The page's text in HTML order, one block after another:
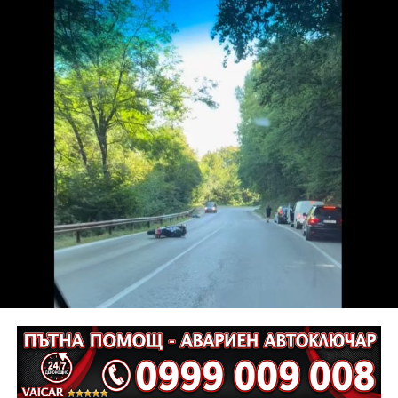
в областта на носа, и охлузни рани, довели до
разстройство на здравето, неопасно за живота.
Престъплението бе класифицирано по чл.131 ал.1
т.12 пр.1, вр. чл.130 ал.1 от НК, като А.Н. е освободен
от наказателна отговорност и му е наложено
административно наказание по реда на чл.78а ал.1
от НК – глоба в размер на 306,77 евро.
С постановление на Районна прокуратура-Габрово
В.А. е бил задържан за срок до 72 часа, а с
определение на Районен съд-Габрово спрямо него е
взета мярка за неотклонение „домашен арест“.
Съдебният акт е окончателен.